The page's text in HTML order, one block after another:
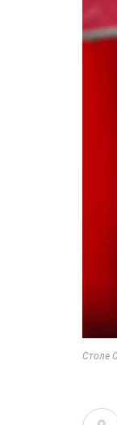
Столе